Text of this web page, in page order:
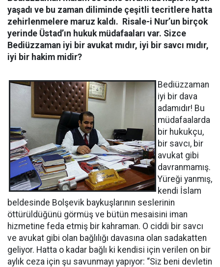
yaşadı ve bu zaman diliminde çeşitli tecritlere hatta
zehirlenmelere maruz kaldı. Risale-i Nur’un birçok
yerinde Üstad’ın hukuk müdafaaları var. Sizce
Bediüzzaman iyi bir avukat mıdır, iyi bir savcı mıdır,
iyi bir hakim midir?
Bediüzzaman
iyi bir dava
adamıdır! Bu
müdafaalarda
bir hukukçu,
bir savcı, bir
avukat gibi
davranmamış.
Yüreği yanmış,
kendi İslam
beldesinde Bolşevik baykuşlarının seslerinin
öttürüldüğünü görmüş ve bütün mesaisini iman
hizmetine feda etmiş bir kahraman. O ciddi bir savcı
ve avukat gibi olan bağlılığı davasına olan sadakatten
geliyor. Hatta o kadar bağlı ki kendisi için verilen on bir
aylık ceza için şu savunmayı yapıyor: “Siz beni devletin